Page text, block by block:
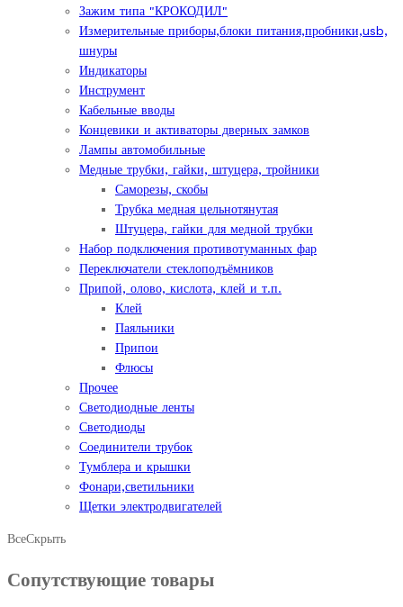
Зажим типа "КРОКОДИЛ"
Измерительные приборы,блоки питания,пробники,usb,
шнуры
Индикаторы
Инструмент
Кабельные вводы
Концевики и активаторы дверных замков
Лампы автомобильные
Медные трубки, гайки, штуцера, тройники
Саморезы, скобы
Трубка медная цельнотянутая
Штуцера, гайки для медной трубки
Набор подключения противотуманных фар
Переключатели стеклоподъёмников
Припой, олово, кислота, клей и т.п.
Клей
Паяльники
Припои
Флюсы
Прочее
Светодиодные ленты
Светодиоды
Соединители трубок
Тумблера и крышки
Фонари,светильники
Щетки электродвигателей
ВсеСкрыть
Сопутствующие товары